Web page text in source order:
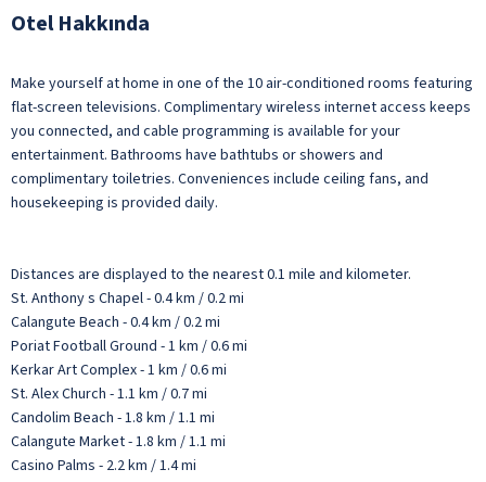
Otel Hakkında
Make yourself at home in one of the 10 air-conditioned rooms featuring
flat-screen televisions. Complimentary wireless internet access keeps
you connected, and cable programming is available for your
entertainment. Bathrooms have bathtubs or showers and
complimentary toiletries. Conveniences include ceiling fans, and
housekeeping is provided daily.
Distances are displayed to the nearest 0.1 mile and kilometer.
St. Anthony s Chapel - 0.4 km / 0.2 mi
Calangute Beach - 0.4 km / 0.2 mi
Poriat Football Ground - 1 km / 0.6 mi
Kerkar Art Complex - 1 km / 0.6 mi
St. Alex Church - 1.1 km / 0.7 mi
Candolim Beach - 1.8 km / 1.1 mi
Calangute Market - 1.8 km / 1.1 mi
Casino Palms - 2.2 km / 1.4 mi